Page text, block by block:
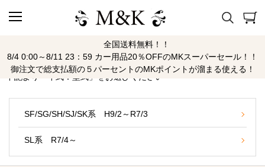
全国送料無料！！
8/4 0:00～8/11 23：59 カー用品20％OFFのMKスーパーセール！！
御注文で総支払額の５パーセントのMKポイントが溜まる使える！
フォレスター
下記より「年式：型式」をお選びください
SF/SG/SH/SJ/SK系 H9/2～R7/3
SL系 R7/4～